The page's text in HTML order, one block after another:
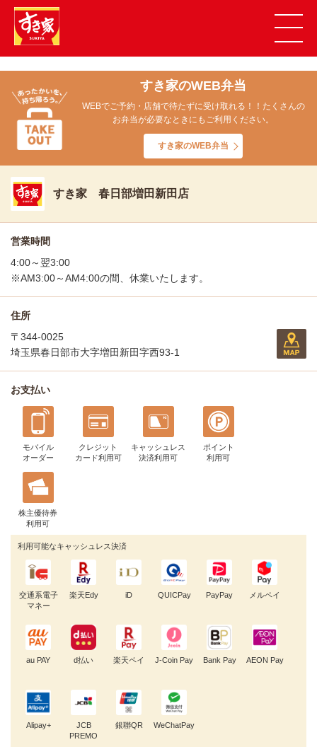
すき家のWEB弁当
WEBでご予約・店舗で待たずに受け取れる！！たくさんの
お弁当が必要なときにもご利用ください。
すき家のWEB弁当
すき家 春日部増田新田店
営業時間
4:00～翌3:00
※AM3:00～AM4:00の間、休業いたします。
住所
〒344-0025
埼玉県春日部市大字増田新田字西93-1
お支払い
モバイル
オーダー
クレジット
カード利用可
キャッシュレス
決済利用可
ポイント
利用可
株主優待券
利用可
利用可能なキャッシュレス決済
交通系電子
マネー
楽天Edy iD QUICPay PayPay メルペイ
au PAY d払い 楽天ペイ J-Coin Pay Bank Pay AEON Pay
Alipay+
JCB
PREMO
銀聯QR WeChatPay